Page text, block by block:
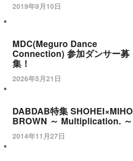
2019年9月10日
MDC(Meguro Dance
Connection) 参加ダンサー募
集！
2026年5月21日
DABDAB特集 SHOHEI×MIHO
BROWN ～ Multiplication. ～
2014年11月27日